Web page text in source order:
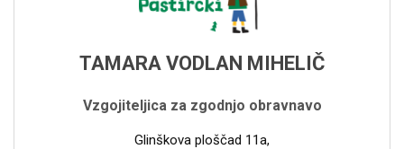
TAMARA VODLAN MIHELIČ
Vzgojiteljica za zgodnjo obravnavo
Glinškova ploščad 11a,